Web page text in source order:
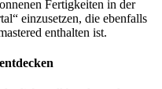
Fertigkeiten in der
einzusetzen, die ebenfalls
enthalten ist.